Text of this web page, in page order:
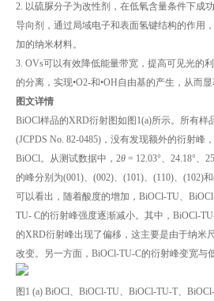
2. 以硫脲分子为改性剂，在低氧含量条件下成
导向剂，通过局域电子和表面氢键结构的作用
加的纳米材料。
3. OVs可以有效降低能量带宽，提高可见光的
的分离，实现•O2-和•OH自由基的产生，从而
图文详情
BiOCl样品的XRD衍射图如图1(a)所示。所有样
(JCPDS No. 82-0485)，没有发现额外的衍射峰
BiOCl。从测试数据中，2θ = 12.03°、24.18°、
的峰分别为(001)、(002)、(101)、(110)、(102)和
可以看出，随着酸度的增加，BiOCl-TU、
TU- C的衍射峰强度逐渐减小。其中，BiOCl-
的XRD衍射峰出现了偏移，这主要是由于纳米
改变。另一方面，BiOCl-TU-C的衍射峰变宽与
图1 (a) BiOCl、BiOCl-TU、BiOCl-TU-T、